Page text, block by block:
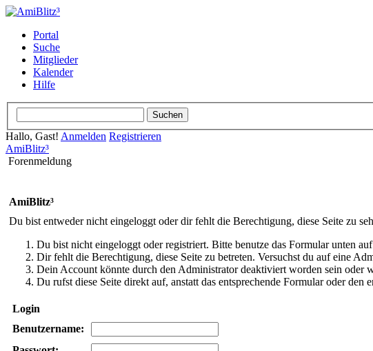
Portal
Suche
Mitglieder
Kalender
Hilfe
Hallo, Gast! Anmelden Registrieren
AmiBlitz³
Forenmeldung
AmiBlitz³
Du bist entweder nicht eingeloggt oder dir fehlt die Berechtigung, diese Seite zu
Du bist nicht eingeloggt oder registriert. Bitte benutze das Formular unten
Dir fehlt die Berechtigung, diese Seite zu betreten. Versuchst du auf eine
Dein Account könnte durch den Administrator deaktiviert worden sein oder
Du rufst diese Seite direkt auf, anstatt das entsprechende Formular oder den
Login
Benutzername: